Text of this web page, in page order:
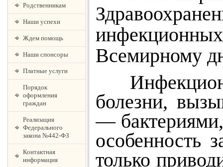
Родственникам
Наши успехи
Ждем помощь
Наши спонсоры
Платные услуги
Порядок
оформления
граждан
Реализация
Федерального
закона №442-ФЗ
Контактная
информация
Всемирному
болезни,
—
особенность
только